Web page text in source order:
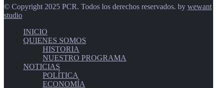
© Copyright 2025 PCR. Todos los derechos reservados. by wewant
studio
INICIO
QUIENES SOMOS
HISTORIA
NUESTRO PROGRAMA
NOTICIAS
POLÍTICA
ECONOMÍA